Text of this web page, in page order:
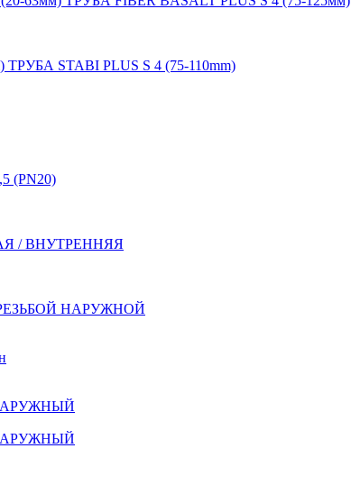
ТРУБА STABI PLUS S 4 (75-110mm)
/ ВНУТРЕННЯЯ
НАРУЖНОЙ